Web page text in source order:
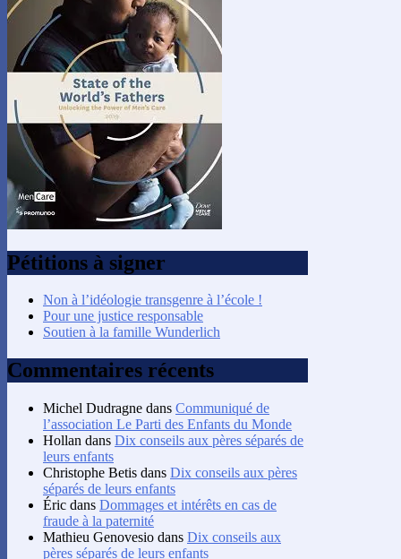
Pétitions à signer
Non à l’idéologie transgenre à l’école !
Pour une justice responsable
Soutien à la famille Wunderlich
Commentaires récents
Michel Dudragne dans Communiqué de
l’association Le Parti des Enfants du Monde
Hollan dans Dix conseils aux pères séparés de
leurs enfants
Christophe Betis dans Dix conseils aux pères
séparés de leurs enfants
Éric dans Dommages et intérêts en cas de
fraude à la paternité
Mathieu Genovesio dans Dix conseils aux
pères séparés de leurs enfants